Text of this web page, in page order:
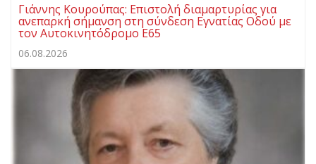
Γιάννης Κουρούπας: Επιστολή διαμαρτυρίας για
ανεπαρκή σήμανση στη σύνδεση Εγνατίας Οδού με
τον Αυτοκινητόδρομο Ε65
06.08.2026